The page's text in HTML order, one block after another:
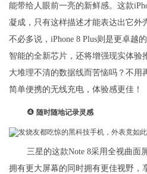
能带给人眼前一亮的新鲜感。这款
凝成，只有这样描述才能表达出它外
不必多说，iPhone 8 Plus则是更卓越
智能的全新芯片，还将增强现实体验
大堆理不清的数据线而苦恼吗？不用
简单便携的无线充电，体验感更佳！
❹ 随时随地记录灵感
三星的这款Note 8采用全视曲面
拥有更大屏幕的同时拥有更佳视野，